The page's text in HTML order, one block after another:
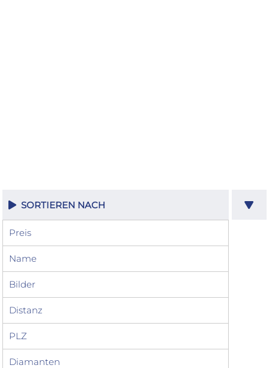
SORTIEREN NACH
Preis
Name
Bilder
Distanz
PLZ
Diamanten